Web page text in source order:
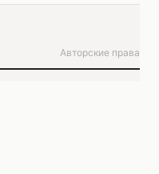
Авторские права